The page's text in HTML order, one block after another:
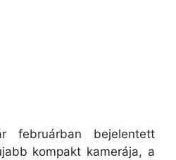
februárban bejelentett
kompakt kamerája, a